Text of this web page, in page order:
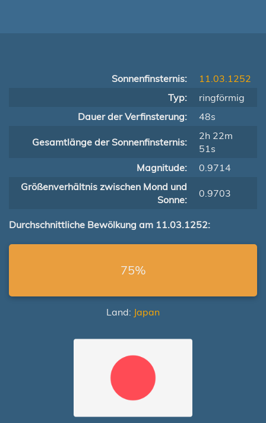
Sonnenfinsternis:
11.03.1252
Typ:
ringförmig
Dauer der Verfinsterung:
48s
Gesamtlänge der Sonnenfinsternis:
2h 22m
51s
Magnitude:
0.9714
Größenverhältnis zwischen Mond und
Sonne:
0.9703
Durchschnittliche Bewölkung am 11.03.1252:
75%
Land: Japan